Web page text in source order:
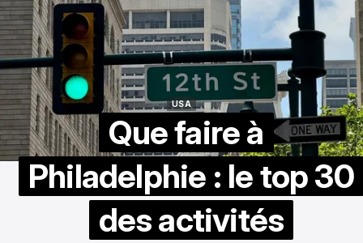
USA
Que faire à
Philadelphie : le top 30
des activités